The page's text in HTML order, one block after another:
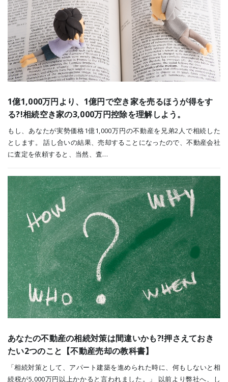
1億1,000万円より、1億円で空き家を売るほうが得をす
る?!相続空き家の3,000万円控除を理解しよう。
もし、あなたが実勢価格1億1,000万円の不動産を兄弟2人で相続した
とします。 話し合いの結果、売却することになったので、不動産会社
に査定を依頼すると、当然、査…
あなたの不動産の相続対策は間違いかも?!押さえておき
たい2つのこと【不動産売却の教科書】
「相続対策として、アパート建築を進められた時に、何もしないと相
続税が5,000万円以上かかると言われました。」 以前より弊社へ、し